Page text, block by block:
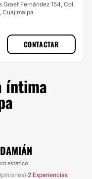
Graef Fernández 154, Col.
Cuajimalpa
CONTACTAR
íntima
estético
·2 Experiencias